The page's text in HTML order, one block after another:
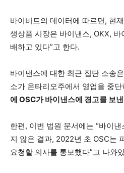
바이비트의 데이터에 따르면, 현
생상품 시장은 바이낸스, OKX, 바
배하고 있다”고 한다.
바이낸스에 대한 최근 집단 소송
소가 온타리오주에서 영업을 중
에 OSC가 바이낸스에 경고를 보
한편, 이번 법원 문서에는 “바이
지 않은 결과, 2022년 초 OSC는
요청할 의사를 통보했다”고 나와